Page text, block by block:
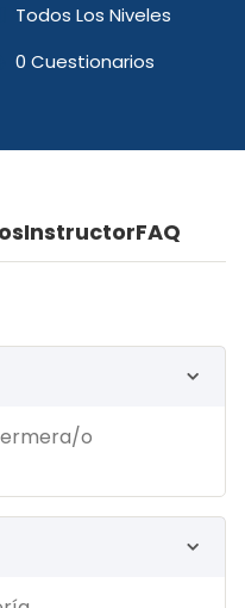
Todos Los Niveles
0 Cuestionarios
InstructorFAQ
o